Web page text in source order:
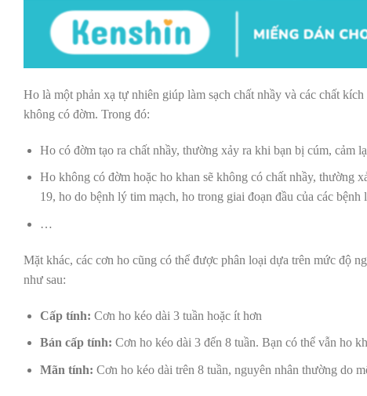
Ho là một phản xạ tự nhiên giúp làm sạch chất nhầy và các chất
không có đờm. Trong đó:
Ho có đờm tạo ra chất nhầy, thường xảy ra khi bạn bị cúm, cảm
Ho không có đờm hoặc ho khan sẽ không có chất nhầy,
19, ho do bệnh lý tim mạch, ho trong giai đoạn đầu của các
…
Mặt khác, các cơn ho cũng có thể được phân loại dựa trên mức độ
như sau:
Cấp tính: Cơn ho kéo dài 3 tuần hoặc ít hơn
Bán cấp tính: Cơn ho kéo dài 3 đến 8 tuần. Bạn có thể vẫn ho
Mãn tính: Cơn ho kéo dài trên 8 tuần, nguyên nhân thường do